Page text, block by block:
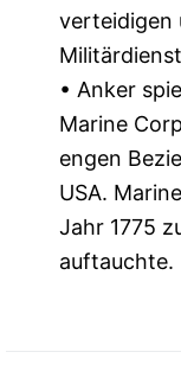
verteidigen
• Anker
Marine
engen
USA.
Jahr 1775
auftauchte.